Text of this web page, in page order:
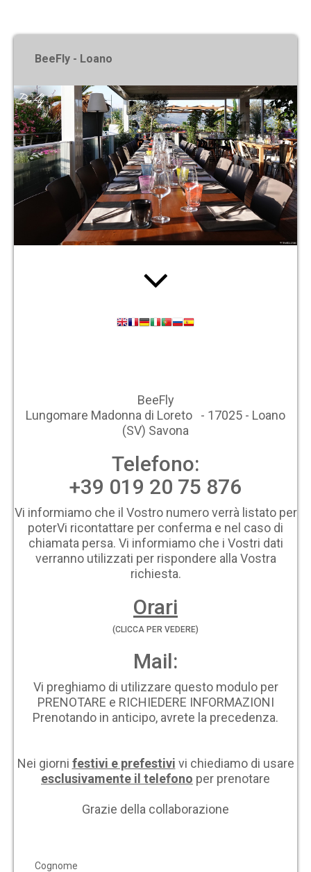
BeeFly - Loano
BeeFly
Lungomare Madonna di Loreto - 17025 - Loano
(SV) Savona
Telefono:
+39 019 20 75 876
Vi informiamo che il Vostro numero verrà listato per
poterVi ricontattare per conferma e nel caso di
chiamata persa. Vi informiamo che i Vostri dati
verranno utilizzati per rispondere alla Vostra
richiesta.
Orari
(CLICCA PER VEDERE)
Mail:
Vi preghiamo di utilizzare questo modulo per
PRENOTARE e RICHIEDERE INFORMAZIONI
Prenotando in anticipo, avrete la precedenza.
Nei giorni festivi e prefestivi vi chiediamo di usare
esclusivamente il telefono per prenotare
Grazie della collaborazione
Cognome